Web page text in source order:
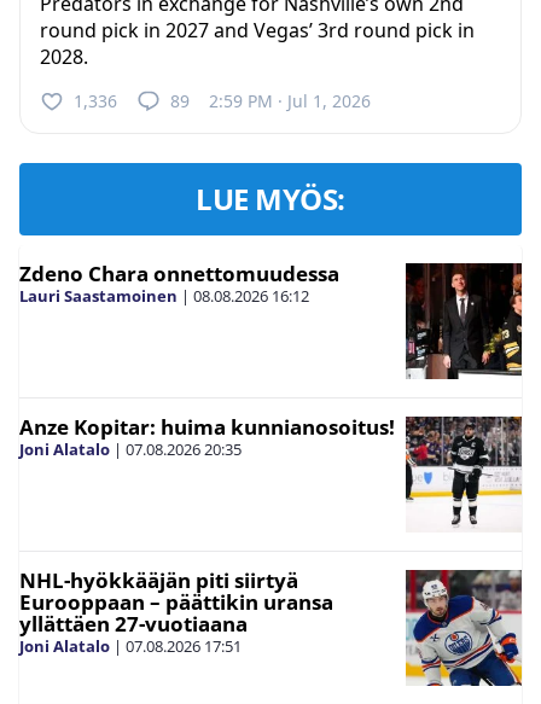
round pick in 2027 and Vegas’ 3rd round pick in
2028.
1,336 89 2:59 PM · Jul 1, 2026
LUE MYÖS:
Zdeno Chara onnettomuudessa
Lauri Saastamoinen | 08.08.2026 16:12
Anze Kopitar: huima kunnianosoitus!
Joni Alatalo | 07.08.202620:35
NHL-hyökkääjän piti siirtyä
Eurooppaan – päättikin uransa
yllättäen 27-vuotiaana
Joni Alatalo | 07.08.2026 17:51